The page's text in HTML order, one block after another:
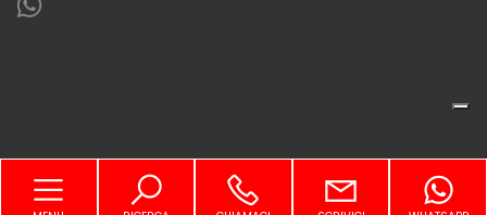
Sitemap Privacy Policy Cookie Policy